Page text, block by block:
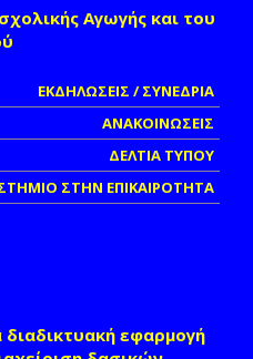
Αγωγής και του
ΕΚΔΗΛΩΣΕΙΣ / ΣΥΝΕΔΡΙΑ
ΑΝΑΚΟΙΝΩΣΕΙΣ
ΔΕΛΤΙΑ ΤΥΠΟΥ
ΣΤΗΝ ΕΠΙΚΑΙΡΟΤΗΤΑ
διαδικτυακή εφαρμογή